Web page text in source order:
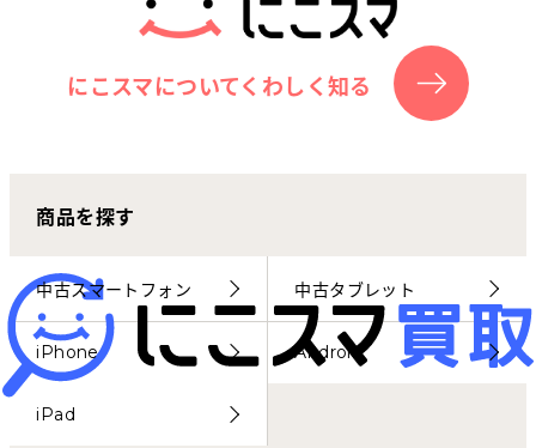
サポートセンター
お客さまの声
にこスマ通信
マイページ
にこスマについてくわしく知る
商品を探す
中古スマートフォン 中古タブレット
iPhone Android
iPad